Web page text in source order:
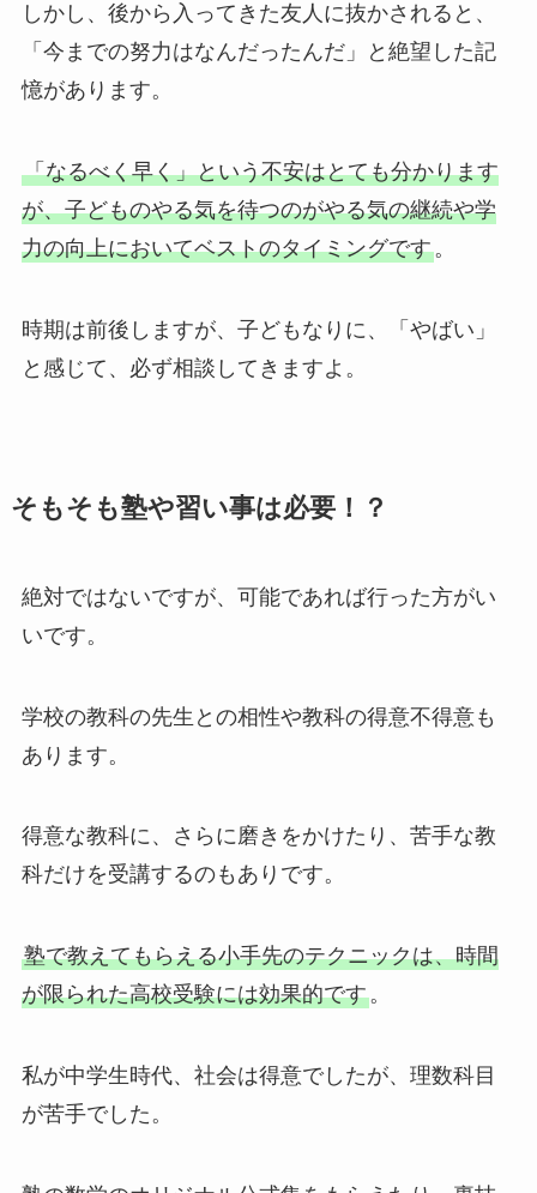
しかし、後から入ってきた友人に抜かされると、
「今までの努力はなんだったんだ」と絶望した記
憶があります。
「なるべく早く」という不安はとても分かります
が、子どものやる気を待つのがやる気の継続や学
力の向上においてベストのタイミングです。
時期は前後しますが、子どもなりに、「やばい」
と感じて、必ず相談してきますよ。
そもそも塾や習い事は必要！？
絶対ではないですが、可能であれば行った方がい
いです。
学校の教科の先生との相性や教科の得意不得意も
あります。
得意な教科に、さらに磨きをかけたり、苦手な教
科だけを受講するのもありです。
塾で教えてもらえる小手先のテクニックは、時間
が限られた高校受験には効果的です。
私が中学生時代、社会は得意でしたが、理数科目
が苦手でした。